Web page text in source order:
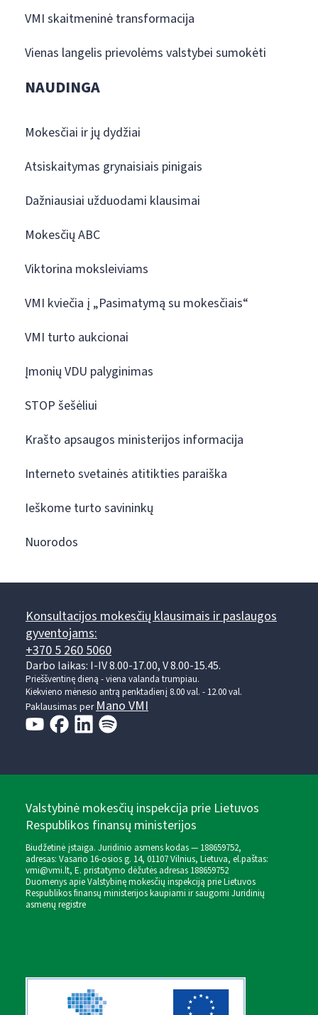
VMI skaitmeninė transformacija
Vienas langelis prievolėms valstybei sumokėti
NAUDINGA
Mokesčiai ir jų dydžiai
Atsiskaitymas grynaisiais pinigais
Dažniausiai užduodami klausimai
Mokesčių ABC
Viktorina moksleiviams
VMI kviečia į „Pasimatymą su mokesčiais“
VMI turto aukcionai
Įmonių VDU palyginimas
STOP šešėliui
Krašto apsaugos ministerijos informacija
Interneto svetainės atitikties paraiška
Ieškome turto savininkų
Nuorodos
Konsultacijos mokesčių klausimais ir paslaugos
gyventojams:
+370 5 260 5060
Darbo laikas: I-IV 8.00-17.00, V 8.00-15.45.
Prieššventinę dieną - viena valanda trumpiau.
Kiekvieno mėnesio antrą penktadienį 8.00 val. - 12.00 val.
Paklausimas perMano VMI
Valstybinė mokesčių inspekcija prie Lietuvos
Respublikos finansų ministerijos
Biudžetinė įstaiga. Juridinio asmens kodas — 188659752,
adresas: Vasario 16-osios g. 14, 01107 Vilnius, Lietuva, el.paštas:
vmi@vmi.lt, E. pristatymo dėžutės adresas 188659752
Duomenys apie Valstybinę mokesčių inspekciją prie Lietuvos
Respublikos finansų ministerijos kaupiami ir saugomi Juridinių
asmenų registre